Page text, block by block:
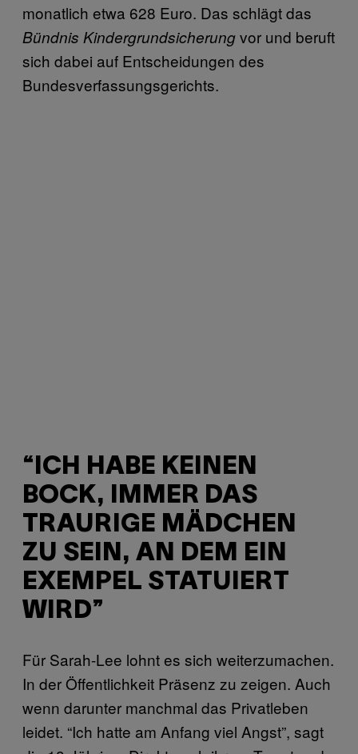
monatlich etwa 628 Euro. Das schlägt das
Bündnis Kindergrundsicherungvor und beruft
sich dabei auf Entscheidungen des
Bundesverfassungsgerichts.
“ICH HABE KEINEN
BOCK, IMMER DAS
TRAURIGE MÄDCHEN
ZU SEIN, AN DEM EIN
EXEMPEL STATUIERT
WIRD”
Für Sarah-Lee lohnt es sich weiterzumachen.
In der Öffentlichkeit Präsenz zu zeigen. Auch
wenn darunter manchmal das Privatleben
leidet. “Ich hatte am Anfang viel Angst”, sagt